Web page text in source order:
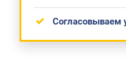
Согласовываем